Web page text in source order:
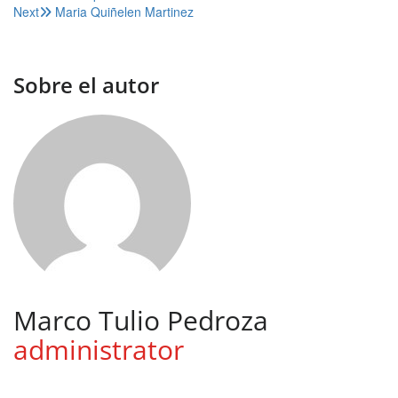
de
Next
Maria Quiñelen Martinez
Sobre el autor
Marco Tulio Pedroza
administrator